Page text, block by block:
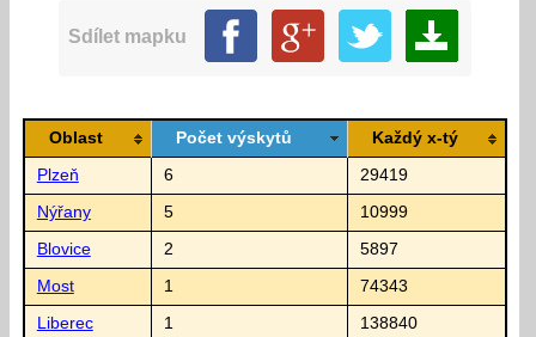
Sdílet mapku
Oblast Počet výskytů Každý x-tý
Plzeň 6 29419
Nýřany 5 10999
Blovice 2 5897
Most 1 74343
Liberec 1 138840